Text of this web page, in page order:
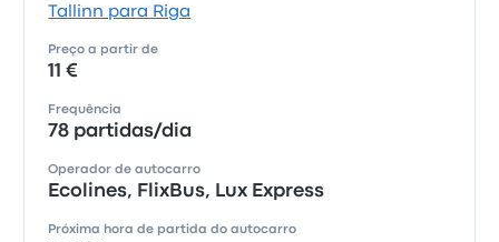
Tallinn para Riga
Preço a partir de
11 €
Frequência
78 partidas/dia
Operador de autocarro
Ecolines, FlixBus, Lux Express
Próxima hora de partida do autocarro